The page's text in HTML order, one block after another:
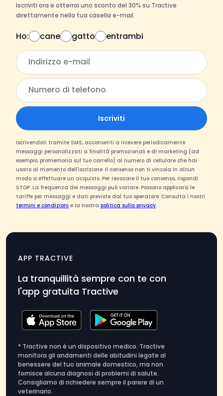
Iscriviti ora e otterrai uno sconto del 30% su Tractive
direttamente nella tua casella e-mail.
Ho: cane gatto entrambi
Iscriviti
Iscrivendoti tramite SMS, acconsenti a ricevere periodicamente
messaggi personalizzati a finalità promozionali e di marketing (ad
esempio, promemoria sul tuo carrello) al numero di cellulare che hai
usato al momento dell'iscrizione. Il consenso non ti vincola in alcun
modo a effettuare un acquisto. Per revocare il tuo consenso, rispondi
STOP. La frequenza dei messaggi può variare. Possono applicarsi le
tariffe per messaggi e dati previste dal tuo operatore. Consulta i nostri
termini e condizioni e la nostra politica sulla privacy.
APP TRACTIVE
La tranquillità sempre con te con
l'app gratuita Tractive
* Tractive non è un dispositivo medico. Tractive
monitora gli andamenti delle abitudini legate al
benessere del tuo animale domestico, ma non
fornisce alcuna diagnosi di problemi di salute.
Consigliamo di richiedere sempre il parere di un
veterinario.